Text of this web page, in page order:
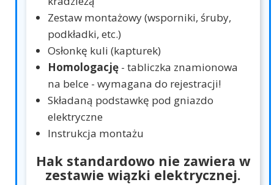
Zestaw montażowy (wsporniki, śruby,
podkładki, etc.)
Osłonkę kuli (kapturek)
Homologację - tabliczka znamionowa
na belce - wymagana do rejestracji!
Składaną podstawkę pod gniazdo
elektryczne
Instrukcja montażu
Hak standardowo nie zawiera w
zestawie wiązki elektrycznej.